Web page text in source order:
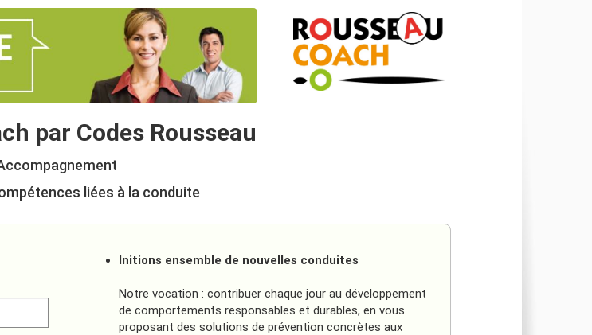
par Codes Rousseau
liées à la conduite
Initions ensemble de nouvelles conduites
Notre vocation : contribuer chaque jour au développement
de comportements responsables et durables, en vous
proposant des solutions de prévention concrètes aux